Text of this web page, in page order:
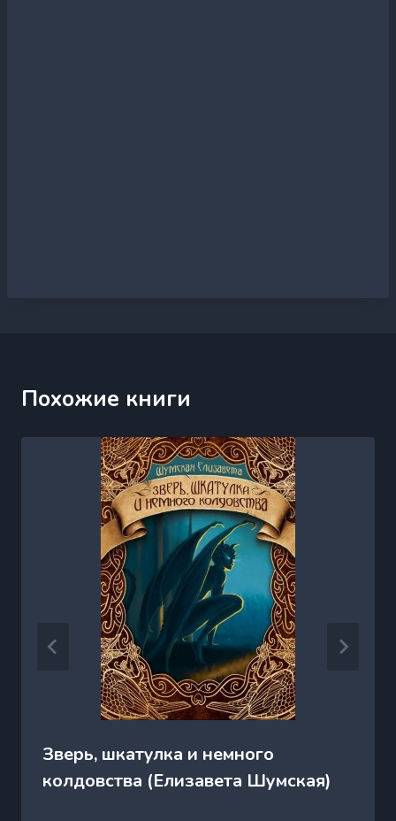
Похожие книги
Зверь, шкатулка и немного
колдовства (Елизавета Шумская)